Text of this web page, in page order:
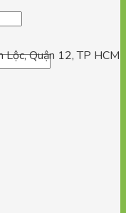
Quận 12, TP HCM